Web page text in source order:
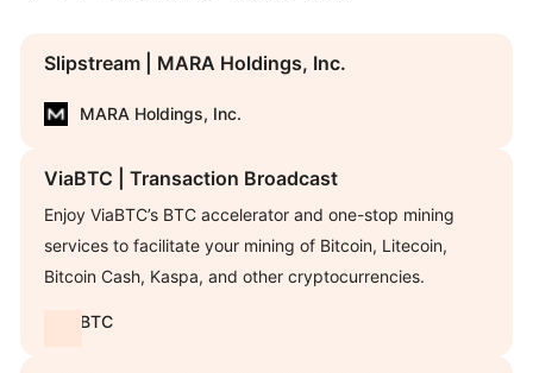
Slipstream | MARA Holdings, Inc.
MARA Holdings, Inc.
ViaBTC | Transaction Broadcast
Enjoy ViaBTC’s BTC accelerator and one-stop mining
services to facilitate your mining of Bitcoin, Litecoin,
Bitcoin Cash, Kaspa, and other cryptocurrencies.
BTC